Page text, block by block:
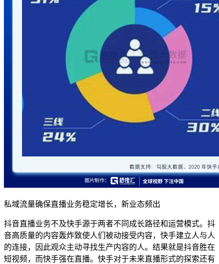
私域流量确保直播业务稳定增长，新业态频出
抖音直播业务不及快手源于两者不同成长路径和运营模式。抖
音高质量的内容轰炸致使人们被动接受内容，快手建立人与人
的连接，因此观众主动寻找生产内容的人。结果就是抖音胜在
短视频，而快手强在直播。快手对于未来直播形式的探索还有